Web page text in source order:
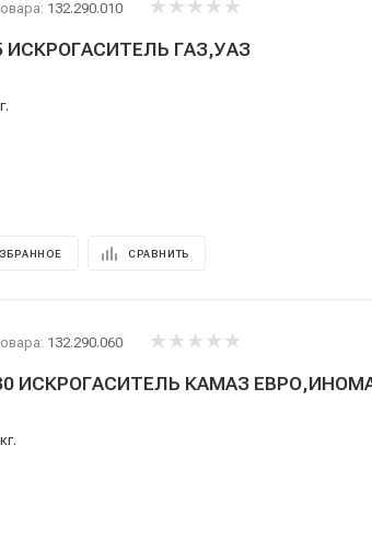
132.290.010
ИСКРОГАСИТЕЛЬ ГАЗ,УАЗ
СРАВНИТЬ
132.290.060
ИСКРОГАСИТЕЛЬ КАМАЗ